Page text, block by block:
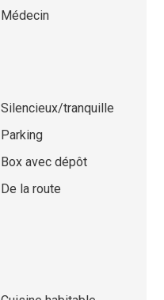
Médecin
Silencieux/tranquille
Parking
Box avec dépôt
De la route